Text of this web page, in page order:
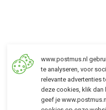
www.postmus.nl
te analyseren, voor
relevante advertenties
deze cookies, klik dan
geef je